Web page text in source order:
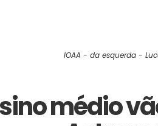
IOAA - da esquerda -
médio